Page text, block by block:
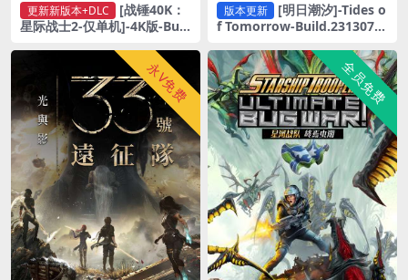
更新新版本+DLC
[战锤40K：
星际战士2-仅单机]-4K版-Buil
atch
版本更新
[明日潮汐]-Tides o
f Tomorrow-Build.2313079
永V免费 全员免费